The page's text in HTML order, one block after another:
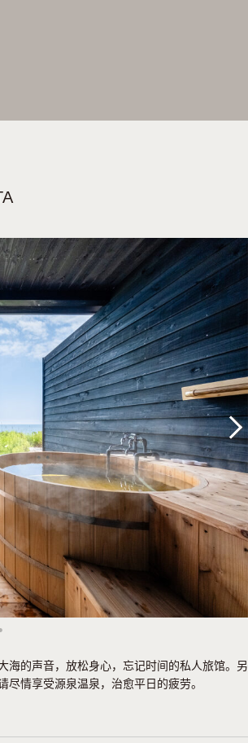
Next
海的声音，放松身心，忘记时间的私人旅馆。另
情享受源泉温泉，治愈平日的疲劳。